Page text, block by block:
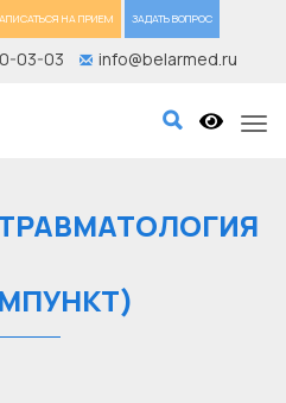
НА ПРИЕМ ЗАДАТЬ ВОПРОС
03-03 info@belarmed.ru